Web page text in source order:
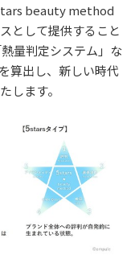
beauty method
として提供すること
量判定システム」な
算出し、新しい時代
します。